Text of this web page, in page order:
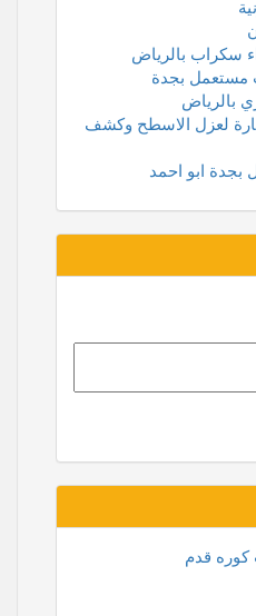
سكراب بالرياض
مستعمل بجدة
بالرياض
لعزل الاسطح وكشف
بجدة ابو احمد
كوره قدم